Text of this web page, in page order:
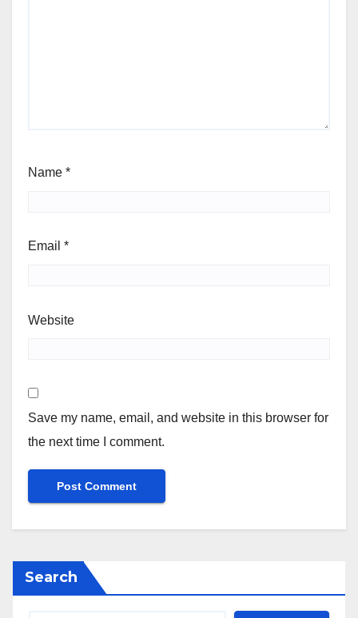
Name *
Email *
Website
Save my name, email, and website in this browser for
the next time I comment.
Search